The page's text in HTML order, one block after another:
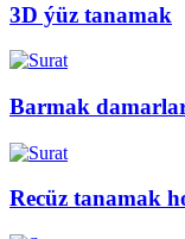
3D ýüz tanamak
Barmak
Recüz tanamak